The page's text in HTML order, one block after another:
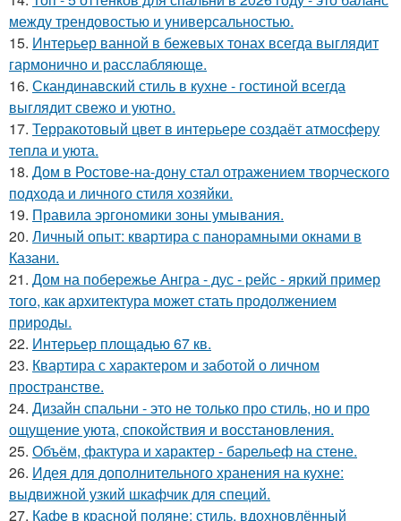
между трендовостью и универсальностью.
15. Интерьер ванной в бежевых тонах всегда выглядит
гармонично и расслабляюще.
16. Скандинавский стиль в кухне - гостиной всегда
выглядит свежо и уютно.
17. Терракотовый цвет в интерьере создаёт атмосферу
тепла и уюта.
18. Дом в Ростове-на-дону стал отражением творческого
подхода и личного стиля хозяйки.
19. Правила эргономики зоны умывания.
20. Личный опыт: квартира с панорамными окнами в
Казани.
21. Дом на побережье Ангра - дус - рейс - яркий пример
того, как архитектура может стать продолжением
природы.
22. Интерьер площадью 67 кв.
23. Квартира с характером и заботой о личном
пространстве.
24. Дизайн спальни - это не только про стиль, но и про
ощущение уюта, спокойствия и восстановления.
25. Объём, фактура и характер - барельеф на стене.
26. Идея для дополнительного хранения на кухне:
выдвижной узкий шкафчик для специй.
27. Кафе в красной поляне: стиль, вдохновлённый